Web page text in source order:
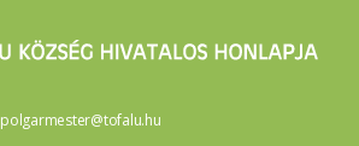
polgarmester@tofalu.hu